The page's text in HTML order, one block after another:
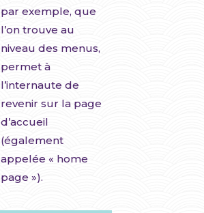
par exemple, que
l’on trouve au
niveau des menus,
permet à
l’internaute de
revenir sur la page
d’accueil
(également
appelée « home
page »).